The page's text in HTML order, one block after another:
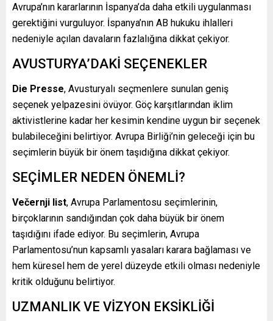
Avrupa’nın kararlarının İspanya’da daha etkili uygulanması
gerektiğini vurguluyor. İspanya’nın AB hukuku ihlalleri
nedeniyle açılan davaların fazlalığına dikkat çekiyor.
AVUSTURYA’DAKİ SEÇENEKLER
Die Presse, Avusturyalı seçmenlere sunulan geniş
seçenek yelpazesini övüyor. Göç karşıtlarından iklim
aktivistlerine kadar her kesimin kendine uygun bir seçenek
bulabileceğini belirtiyor. Avrupa Birliği’nin geleceği için bu
seçimlerin büyük bir önem taşıdığına dikkat çekiyor.
SEÇİMLER NEDEN ÖNEMLİ?
Večernji list, Avrupa Parlamentosu seçimlerinin,
birçoklarının sandığından çok daha büyük bir önem
taşıdığını ifade ediyor. Bu seçimlerin, Avrupa
Parlamentosu’nun kapsamlı yasaları karara bağlaması ve
hem küresel hem de yerel düzeyde etkili olması nedeniyle
kritik olduğunu belirtiyor.
UZMANLIK VE VİZYON EKSİKLİĞİ